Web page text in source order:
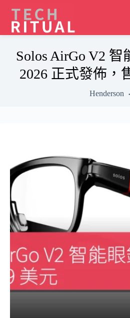
content
Solos AirGo V2 智
2026 正式發佈，
Henderson